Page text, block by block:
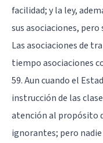
facilidad; y la ley,
sus asociaciones,
Las asociaciones de
tiempo asociaciones
59. Aun cuando el
instrucción de las
atención al propósito
ignorantes; pero nadie